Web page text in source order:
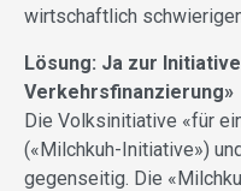
wirtschaftlich
Lösung: Ja zur
Verkehrsfinanzierung»
Die Volksinitiative «für
(«Milchkuh-Initiative»)
gegenseitig. Die